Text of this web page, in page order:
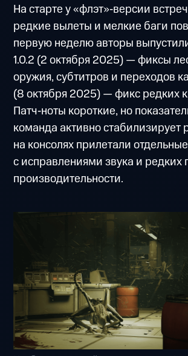
На старте у «флэт»‑версии
редкие вылеты и мелкие баги
первую неделю авторы
1.0.2 (2 октября 2025) — фиксы
оружия, субтитров и переходов
(8 октября 2025) — фикс редких
Патч‑ноты короткие, но
команда активно стабилизирует
на консолях прилетали
с исправлениями звука и редких
производительности.